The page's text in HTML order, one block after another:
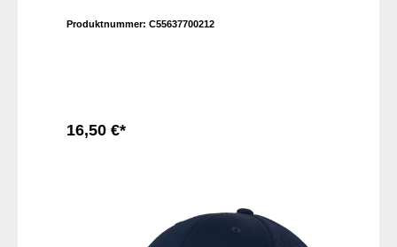
Produktnummer: C55637700212
16,50 €*